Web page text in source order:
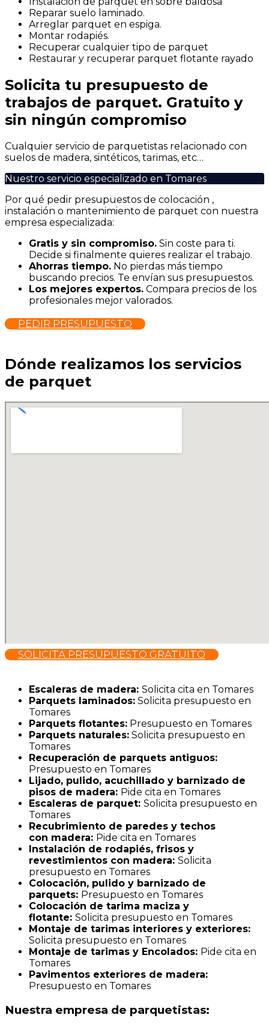
Reparar suelo laminado.
Arreglar parquet en espiga.
Montar rodapiés.
Recuperar cualquier tipo de parquet
Restaurar y recuperar parquet flotante rayado
Solicita tu presupuesto de
trabajos de parquet. Gratuito y
sin ningún compromiso
Cualquier servicio de parquetistas relacionado con
suelos de madera, sintéticos, tarimas, etc…
Nuestro servicio especializado en Tomares
Por qué pedir presupuestos de colocación ,
instalación o mantenimiento de parquet con nuestra
empresa especializada:
Gratis y sin compromiso. Sin coste para ti.
Decide si finalmente quieres realizar el trabajo.
Ahorras tiempo. No pierdas más tiempo
buscando precios. Te envían sus presupuestos.
Los mejores expertos. Compara precios de los
profesionales mejor valorados.
PEDIR PRESUPUESTO
Dónde realizamos los servicios
de parquet
SOLICITA PRESUPUESTO GRATUITO
Escaleras de madera: Solicita cita en Tomares
Parquets laminados: Solicita presupuesto en
Tomares
Parquets flotantes: Presupuesto en Tomares
Parquets naturales: Solicita presupuesto en
Tomares
Recuperación de parquets antiguos:
Presupuesto en Tomares
Lijado, pulido, acuchillado y barnizado de
pisos de madera: Pide cita en Tomares
Escaleras de parquet: Solicita presupuesto en
Tomares
Recubrimiento de paredes y techos
con madera: Pide cita en Tomares
Instalación de rodapiés, frisos y
revestimientos con madera: Solicita
presupuesto en Tomares
Colocación, pulido y barnizado de
parquets: Presupuesto en Tomares
Colocación de tarima maciza y
flotante: Solicita presupuesto en Tomares
Montaje de tarimas interiores y exteriores:
Solicita presupuesto en Tomares
Montaje de tarimas y Encolados: Pide cita en
Tomares
Pavimentos exteriores de madera:
Presupuesto en Tomares
Nuestra empresa de parquetistas: